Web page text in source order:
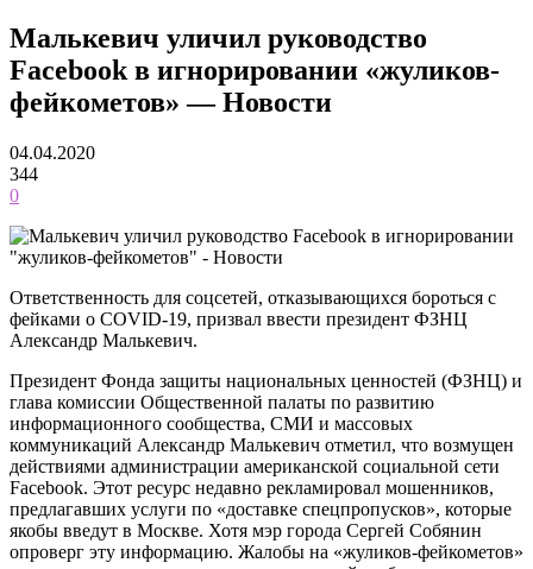
Малькевич уличил руководство
Facebook в игнорировании «жуликов-
фейкометов» — Новости
04.04.2020
344
0
Ответственность для соцсетей, отказывающихся бороться с
фейками о COVID-19, призвал ввести президент ФЗНЦ
Александр Малькевич.
Президент Фонда защиты национальных ценностей (ФЗНЦ) и
глава комиссии Общественной палаты по развитию
информационного сообщества, СМИ и массовых
коммуникаций Александр Малькевич отметил, что возмущен
действиями администрации американской социальной сети
Facebook. Этот ресурс недавно рекламировал мошенников,
предлагавших услуги по «доставке спецпропусков», которые
якобы введут в Москве. Хотя мэр города Сергей Собянин
опроверг эту информацию. Жалобы на «жуликов-фейкометов»